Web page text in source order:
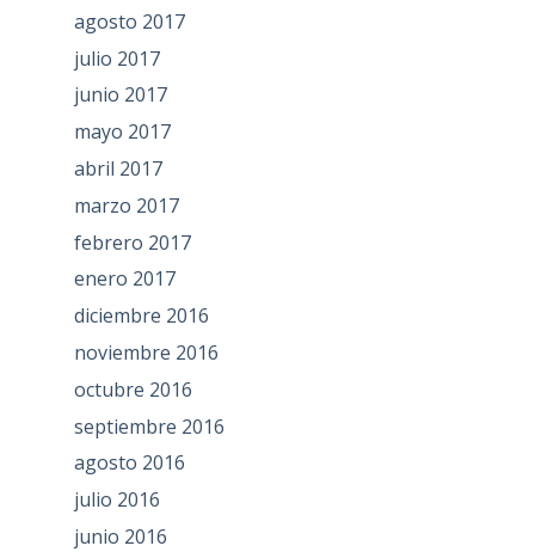
agosto 2017
julio 2017
junio 2017
mayo 2017
abril 2017
marzo 2017
febrero 2017
enero 2017
diciembre 2016
noviembre 2016
octubre 2016
septiembre 2016
agosto 2016
julio 2016
junio 2016